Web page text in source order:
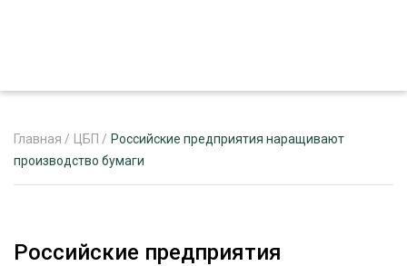
РЕКЛАМОДАТЕЛЯМ
Главная / ЦБП / Российские предприятия наращивают
производство бумаги
Российские предприятия